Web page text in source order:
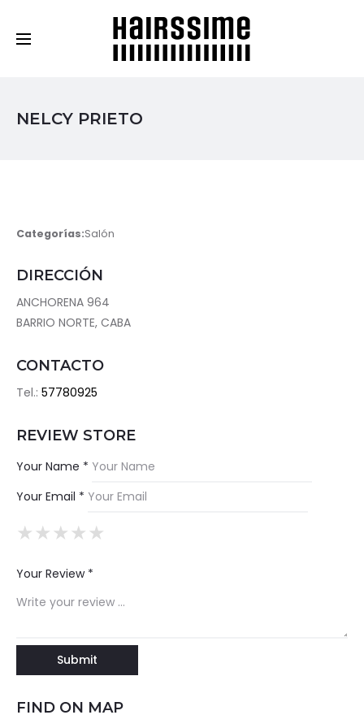
NELCY PRIETO
Categorías:Salón
DIRECCIÓN
ANCHORENA 964
BARRIO NORTE, CABA
CONTACTO
Tel.: 57780925
REVIEW STORE
Your Name *
Your Email *
★
★★
★★★
★★★★
★★★★★
Your Review *
FIND ON MAP